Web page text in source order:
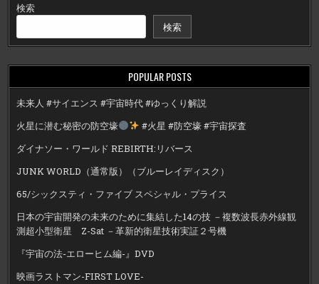
検索
検索
POPULAR POSTS
未来人 #サイエンス #宇宙時代 #ゆっくり解説
火星に潜む秘密の防空壕
#火星 #防空壕 #宇宙探査
ダイナソー・ワールド REBIRTH:リバース
JUNK WORLD（通常版）（ブルーレイディスク）
65/シックスティ・ファイブ スペシャル・プライス
日本の宇宙開発の未来のために集結した14の技 －複数波長赤外線観
測超小型衛星 Z-Sat －革新的衛星技術実証２号機
『宇宙の法-エローヒム編-』DVD
映画ラストマン-FIRST LOVE-